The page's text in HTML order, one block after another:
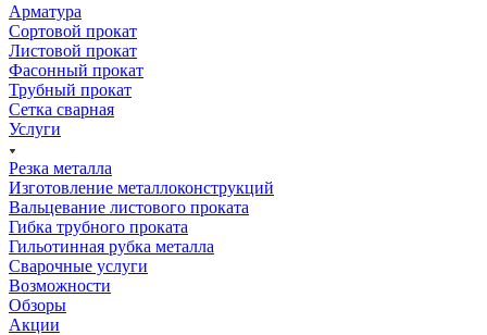
Арматура
Сортовой прокат
Листовой прокат
Фасонный прокат
Трубный прокат
Сетка сварная
Услуги
Резка металла
Изготовление металлоконструкций
Вальцевание листового проката
Гибка трубного проката
Гильотинная рубка металла
Сварочные услуги
Возможности
Обзоры
Акции